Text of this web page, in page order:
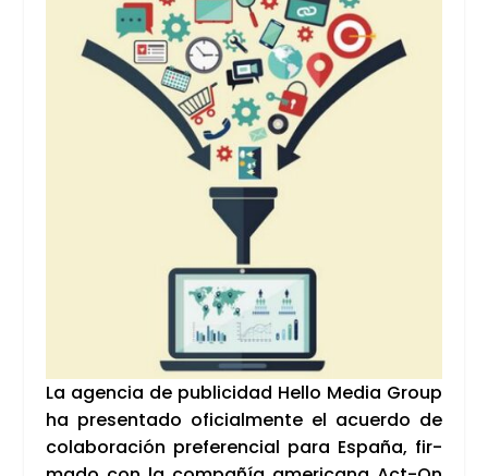
La agen­cia de publi­ci­dad Hello Media Group
ha pre­sen­ta­do ofi­cial­men­te el acuer­do de
cola­bo­ra­ción pre­fe­ren­cial para Espa­ña, fir­